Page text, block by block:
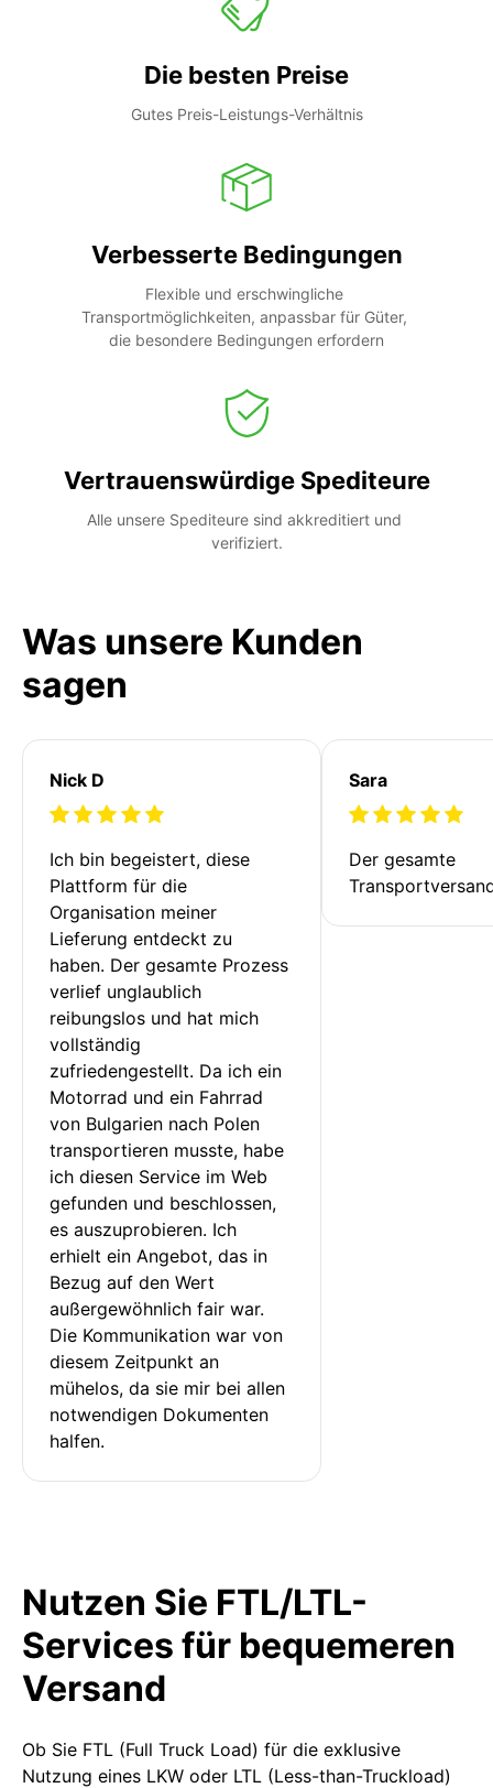
Die besten Preise
Gutes Preis-Leistungs-Verhältnis
Verbesserte Bedingungen
Flexible und erschwingliche
Transportmöglichkeiten, anpassbar für Güter,
die besondere Bedingungen erfordern
Vertrauenswürdige Spediteure
Alle unsere Spediteure sind akkreditiert und
verifiziert.
Was unsere Kunden
sagen
Nick D
Ich bin begeistert, diese
Plattform für die
Organisation meiner
Lieferung entdeckt zu
haben. Der gesamte Prozess
verlief unglaublich
reibungslos und hat mich
vollständig
zufriedengestellt. Da ich ein
Motorrad und ein Fahrrad
von Bulgarien nach Polen
transportieren musste, habe
ich diesen Service im Web
gefunden und beschlossen,
es auszuprobieren. Ich
erhielt ein Angebot, das in
Bezug auf den Wert
außergewöhnlich fair war.
Die Kommunikation war von
diesem Zeitpunkt an
mühelos, da sie mir bei allen
notwendigen Dokumenten
halfen.
Sara
Der gesamte
Nutzen Sie FTL/LTL-
Services für bequemeren
Versand
Ob Sie FTL (Full Truck Load) für die exklusive
Nutzung eines LKW oder LTL (Less-than-Truckload)